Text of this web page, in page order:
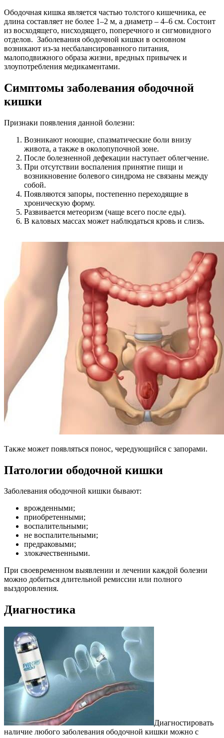
Ободочная кишка является частью толстого кишечника, ее
длина составляет не более 1–2 м, а диаметр – 4–6 см. Состоит
из восходящего, нисходящего, поперечного и сигмовидного
отделов. Заболевания ободочной кишки в основном
возникают из-за несбалансированного питания,
малоподвижного образа жизни, вредных привычек и
злоупотребления медикаментами.
Симптомы заболевания ободочной
кишки
Признаки появления данной болезни:
Возникают ноющие, спазматические боли внизу
живота, а также в околопупочной зоне.
После болезненной дефекации наступает облегчение.
При отсутствии воспаления принятие пищи и
возникновение болевого синдрома не связаны между
собой.
Появляются запоры, постепенно переходящие в
хроническую форму.
Развивается метеоризм (чаще всего после еды).
В каловых массах может наблюдаться кровь и слизь.
Также может появляться понос, чередующийся с запорами.
Патологии ободочной кишки
Заболевания ободочной кишки бывают:
врожденными;
приобретенными;
воспалительными;
не воспалительными;
предраковыми;
злокачественными.
При своевременном выявлении и лечении каждой болезни
можно добиться длительной ремиссии или полного
выздоровления.
Диагностика
Диагностировать
наличие любого заболевания ободочной кишки можно с